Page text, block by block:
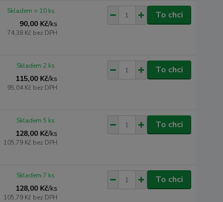
90,00 Kč/ks
74,38 Kč bez DPH
Skladem > 10 ks To chci
115,00 Kč/ks
95,04 Kč bez DPH
Skladem 2 ks To chci
128,00 Kč/ks
105,79 Kč bez DPH
Skladem 5 ks To chci
128,00 Kč/ks
105,79 Kč bez DPH
Skladem 7 ks To chci